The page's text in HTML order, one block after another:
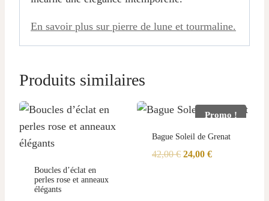
En savoir plus sur pierre de lune et tourmaline.
Produits similaires
Boucles d’éclat en
perles rose et anneaux
élégants
Promo !
Bague Soleil de Grenat
42,00€ Le
24,00 €Le